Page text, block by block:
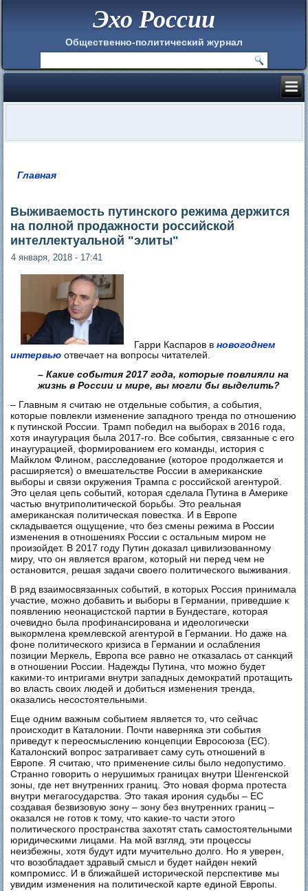
Эхо России
Общественно-политический журнал
Главная
Выживаемость путинского режима держится
на полной продажности российской
интеллектуальной "элиты"
4 января, 2018 - 17:41
Гарри Каспаров вновогоднем
интервью отвечает на вопросы читателей.
– Какие события 2017 года, которые повлияли на
жизнь в России и мире, вы могли бы выделить?
– Главным я считаю не отдельные события, а события,
которые повлекли изменение западного тренда по отношению
к путинской России. Трамп победил на выборах в 2016 года,
хотя инаугурация была 2017-го. Все события, связанные с его
инаугурацией, формированием его команды, история с
Майклом Флином, расследование (которое продолжается и
расширяется) о вмешательстве России в американские
выборы и связи окружения Трампа с российской агентурой.
Это целая цепь событий, которая сделала Путина в Америке
частью внутриполитической борьбы. Это реальная
американская политическая повестка. И в Европе
складывается ощущение, что без смены режима в России
изменения в отношениях России с остальным миром не
произойдет. В 2017 году Путин доказал цивилизованному
миру, что он является врагом, который ни перед чем не
остановится, решая задачи своего политического выживания.
В ряд взаимосвязанных событий, в которых Россия принимала
участие, можно добавить и выборы в Германии, приведшие к
появлению неонацистской партии в Бундестаге, которая
очевидно была профинансирована и идеологически
выкормлена кремлевской агентурой в Германии. Но даже на
фоне политического кризиса в Германии и ослабления
позиции Меркель, Европа все равно не отказалась от санкций
в отношении России. Надежды Путина, что можно будет
какими-то интригами внутри западных демократий протащить
во власть своих людей и добиться изменения тренда,
оказались несостоятельными.
Еще одним важным событием является то, что сейчас
происходит в Каталонии. Почти наверняка эти события
приведут к переосмыслению концепции Евросоюза (ЕС).
Каталонский вопрос затрагивает саму суть отношений в
Европе. Я считаю, что применение силы было недопустимо.
Странно говорить о нерушимых границах внутри Шенгенской
зоны, где нет внутренних границ. Это новая форма протеста
внутри мегагосударства. Это такая ирония судьбы – ЕС
создавая безвизовую зону – зону без внутренних границ –
оказался не готов к тому, что какие-то части этого
политического пространства захотят стать самостоятельными
юридическими лицами. На мой взгляд, эти процессы
неизбежны, хотя будут идти мучительно долго. Но я уверен,
что возобладает здравый смысл и будет найден некий
компромисс. И в ближайшей исторической перспективе мы
увидим изменения на политической карте единой Европы.